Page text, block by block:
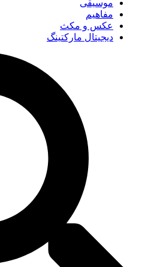
موسیقی
مفاهیم
عکس و مکث
دیجیتال مارکتینگ